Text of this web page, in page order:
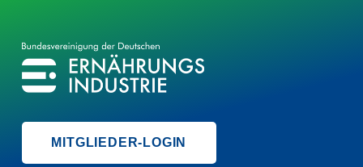
BVE
BUNDESVEREINIGUNG DER ERNÄHRUNGSINDUSTRIE
MITGLIEDER-LOGIN